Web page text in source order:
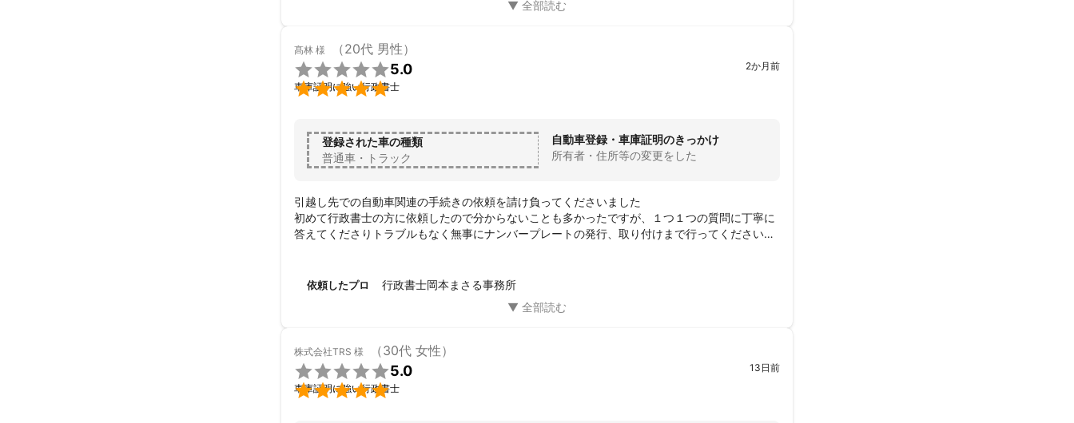
髙林 様 （20代 男性）


5.0
車庫証明に強い行政書士
2か月前
登録された車の種類
普通車・トラック
自動車登録・車庫証明のきっかけ
所有者・住所等の変更をした
引越し先での自動車関連の手続きの依頼を請け負ってくださいました
初めて行政書士の方に依頼したので分からないことも多かったですが、１つ１つの質問に丁寧に
答えてくださりトラブルもなく無事にナンバープレートの発行、取り付けまで行ってくださいま
依頼したプロ 行政書士岡本まさる事務所
株式会社TRS 様 （30代 女性）


5.0
車庫証明に強い行政書士
13日前